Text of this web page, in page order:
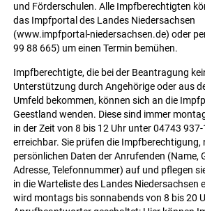
und Förderschulen. Alle Impfberechtigten
das Impfportal des Landes Niedersachsen
(www.impfportal-niedersachsen.de) oder
99 88 665) um einen Termin bemühen.
Impfberechtigte, die bei der Beantragung
Unterstützung durch Angehörige oder aus
Umfeld bekommen, können sich an die
Geestland wenden. Diese sind immer
in der Zeit von 8 bis 12 Uhr unter 04743
erreichbar. Sie prüfen die Impfberechtigung,
persönlichen Daten der Anrufenden (Name,
Adresse, Telefonnummer) auf und pflegen
in die Warteliste des Landes Niedersachsen
wird montags bis sonnabends von 8 bis 20